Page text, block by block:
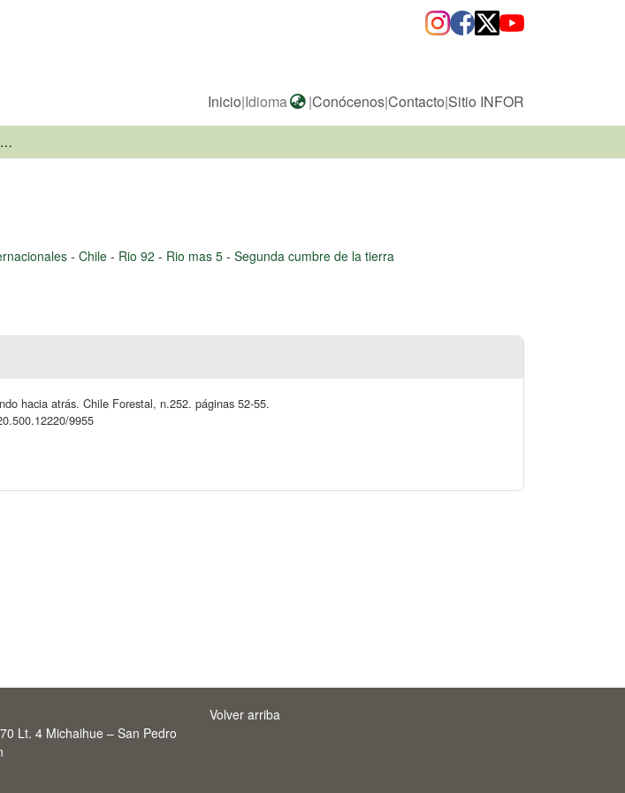
Inicio|Idioma |Conócenos|Contacto|Sitio INFOR
II Cumbre de la Tierra: avanzando hacia atrás
- Chile - Rio 92 - Rio mas 5 - Segunda cumbre de la tierra
hacia atrás. Chile Forestal, n.252. páginas 52-55.
9955
Lt. 4 Michaihue – San Pedro
Volver arriba